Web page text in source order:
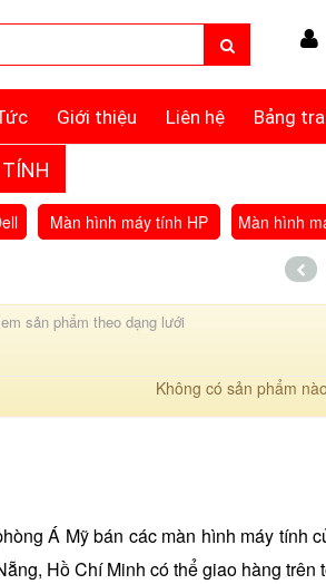
Giới thiệu Liên hệ Bảng
Màn hình máy tính HP
sản phẩm theo dạng lưới
Không có sản phẩm
Á Mỹ bán các màn hình máy tính
Hồ Chí Minh có thể giao hàng trên